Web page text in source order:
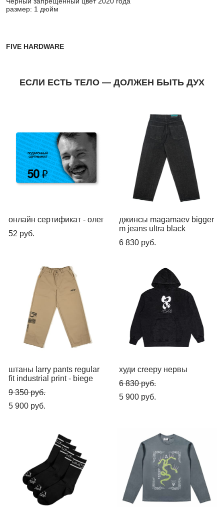
размер: 1 дюйм
FIVE HARDWARE
ЕСЛИ ЕСТЬ ТЕЛО — ДОЛЖЕН БЫТЬ ДУХ
онлайн сертификат - олег
52 pуб.
джинсы magamaev bigger
m jeans ultra black
6 830 pуб.
штаны larry pants regular
fit industrial print - biege
9 350 pуб.
5 900 pуб.
худи creepy нервы
6 830 pуб.
5 900 pуб.